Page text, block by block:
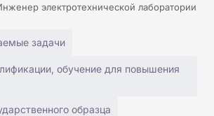
электротехнической лаборатории
задачи
обучение для повышения
образца